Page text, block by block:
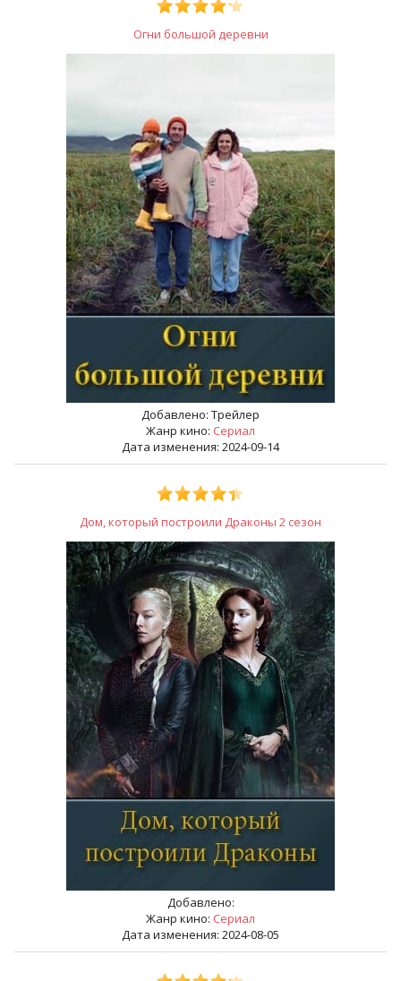
Огни большой деревни
Добавлено: Трейлер
Жанр кино: Сериал
Дата изменения: 2024-09-14
Дом, который построили Драконы 2 сезон
Добавлено:
Жанр кино: Сериал
Дата изменения: 2024-08-05